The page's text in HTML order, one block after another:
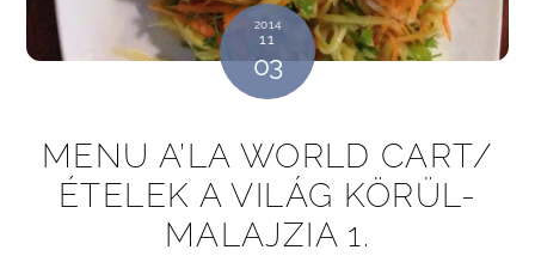
2014
11
03
MENU A’LA WORLD CART/
ÉTELEK A VILÁG KÖRÜL-
MALAJZIA 1.